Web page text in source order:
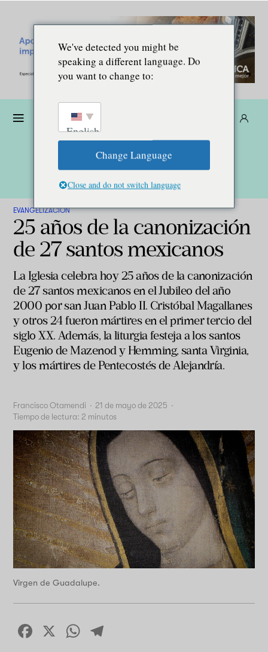
EVANGELIZACIÓN
25 años de la canonización
de 27 santos mexicanos
La Iglesia celebra hoy 25 años de la canonización
de 27 santos mexicanos en el Jubileo del año
2000 por san Juan Pablo II. Cristóbal Magallanes
y otros 24 fueron mártires en el primer tercio del
siglo XX. Además, la liturgia festeja a los santos
Eugenio de Mazenod y Hemming, santa Virginia,
y los mártires de Pentecostés de Alejandría.
Francisco Otamendi · 21 de mayo de 2025 ·
Tiempo de lectura: 2 minutos
Virgen de Guadalupe.
Facebook
X WhatsApp
We've detected you might be
speaking a different language. Do
you want to change to:
English
Change Language
Close and do not switch language